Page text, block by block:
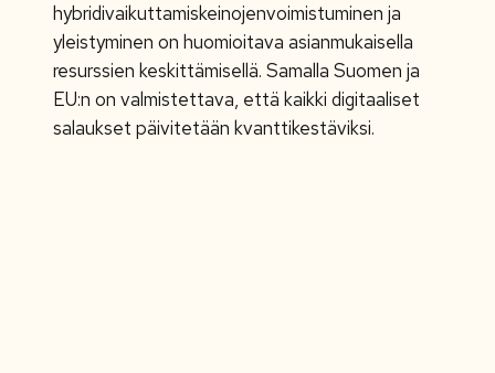
hybridivaikuttamiskeinojenvoimistuminen ja
yleistyminen on huomioitava asianmukaisella
resurssien keskittämisellä. Samalla Suomen ja
EU:n on valmistettava, että kaikki digitaaliset
salaukset päivitetään kvanttikestäviksi.